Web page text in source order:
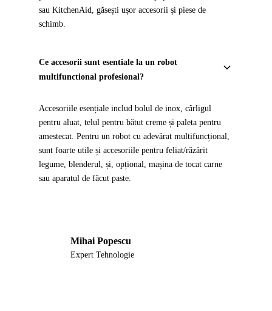
sau KitchenAid, găsești ușor accesorii și piese de
schimb.
Ce accesorii sunt esentiale la un robot
multifunctional profesional?
Accesoriile esențiale includ bolul de inox, cârligul
pentru aluat, telul pentru bătut creme și paleta pentru
amestecat. Pentru un robot cu adevărat multifuncțional,
sunt foarte utile și accesoriile pentru feliat/răzărit
legume, blenderul, și, opțional, mașina de tocat carne
sau aparatul de făcut paste.
Mihai Popescu
Expert Tehnologie